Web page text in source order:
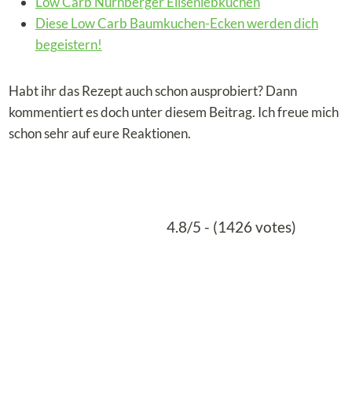
Diese Low Carb Baumkuchen-Ecken werden dich
begeistern!
Habt ihr das Rezept auch schon ausprobiert? Dann
kommentiert es doch unter diesem Beitrag. Ich freue mich
schon sehr auf eure Reaktionen.
4.8/5 - (1426 votes)